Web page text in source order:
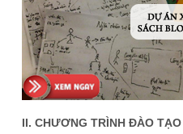
II. CHƯƠNG TRÌNH ĐÀO TẠO